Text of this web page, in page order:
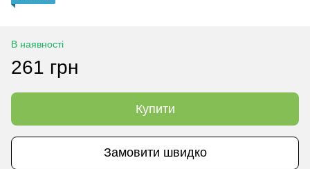
В наявності
261 грн
Купити
Замовити швидко